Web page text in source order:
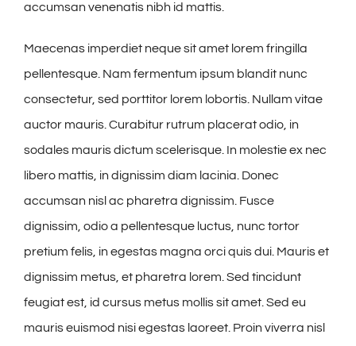
accumsan venenatis nibh id mattis.
Maecenas imperdiet neque sit amet lorem fringilla
pellentesque. Nam fermentum ipsum blandit nunc
consectetur, sed porttitor lorem lobortis. Nullam vitae
auctor mauris. Curabitur rutrum placerat odio, in
sodales mauris dictum scelerisque. In molestie ex nec
libero mattis, in dignissim diam lacinia. Donec
accumsan nisl ac pharetra dignissim. Fusce
dignissim, odio a pellentesque luctus, nunc tortor
pretium felis, in egestas magna orci quis dui. Mauris et
dignissim metus, et pharetra lorem. Sed tincidunt
feugiat est, id cursus metus mollis sit amet. Sed eu
mauris euismod nisi egestas laoreet. Proin viverra nisl